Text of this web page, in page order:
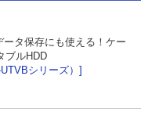
タ保存にも使える！ケー
ブルHDD
シリーズ）]